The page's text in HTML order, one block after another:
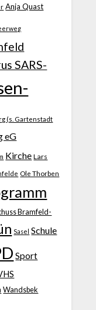
Anja Quast
SARS-
(s. Gartenstadt
eG
Kirche Lars
Ole Thorben
Bramfeld-
Sasel Schule
Sport
Wandsbek